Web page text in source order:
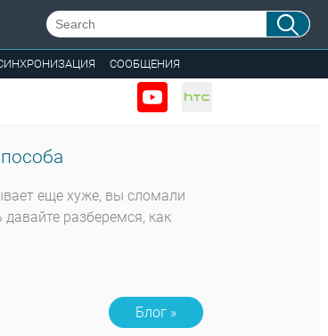
СООБЩЕНИЯ
еще хуже, вы сломали
разберемся, как
Блог »